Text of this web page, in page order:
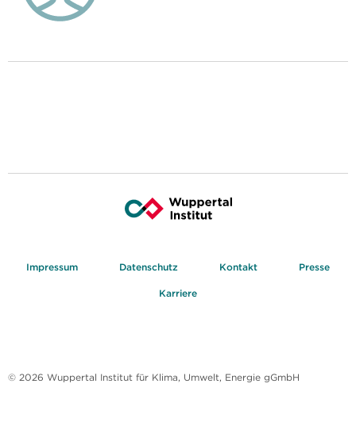
Impressum Datenschutz Kontakt Presse
Karriere
© 2026 Wuppertal Institut für Klima, Umwelt, Energie gGmbH